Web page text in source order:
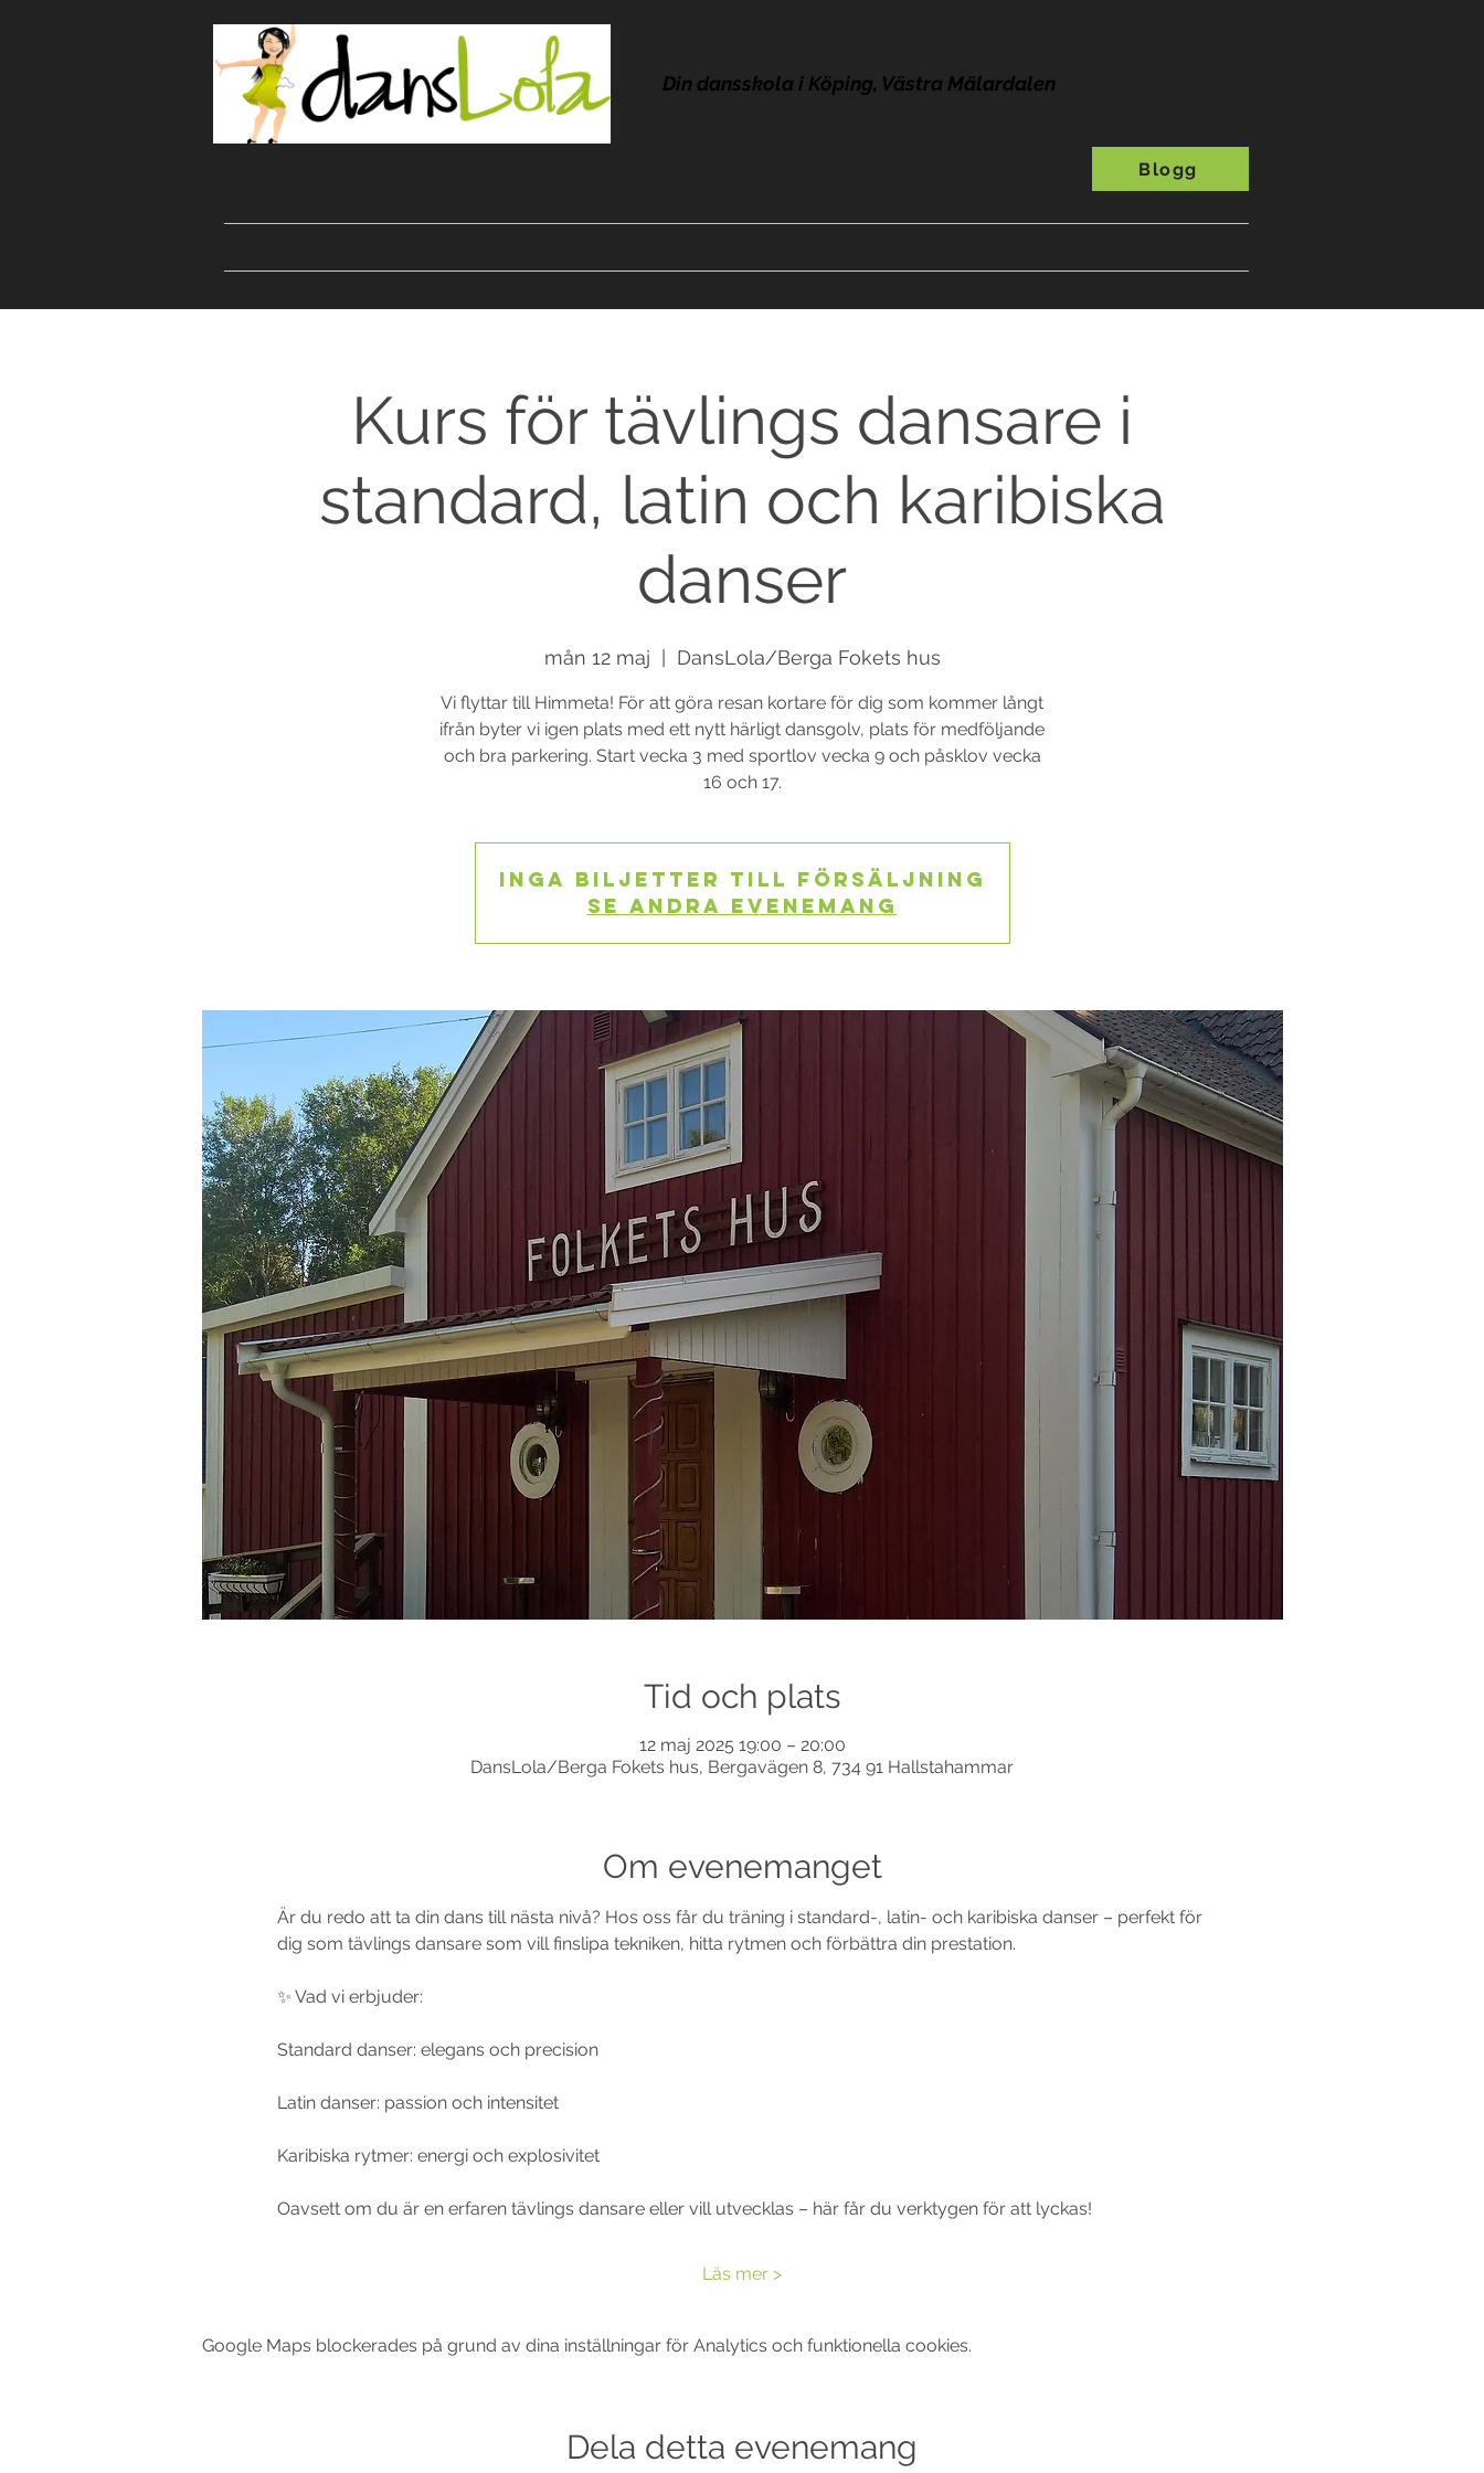
Din dansskola i Köping, Västra Mälardalen
Blogg
Kurs för tävlings dansare i
standard, latin och karibiska
danser
mån 12 maj DansLola/Berga Fokets hus
Vi flyttar till Himmeta! För att göra resan kortare för dig som kommer långt
ifrån byter vi igen plats med ett nytt härligt dansgolv, plats för medföljande
och bra parkering. Start vecka 3 med sportlov vecka 9 och påsklov vecka
16 och 17.
Inga biljetter till försäljning
Se andra evenemang
Tid och plats
12 maj 2025 19:00 – 20:00
DansLola/Berga Fokets hus, Bergavägen 8, 734 91 Hallstahammar
Om evenemanget
Är du redo att ta din dans till nästa nivå? Hos oss får du träning i standard-, latin- och karibiska danser – perfekt för
dig som tävlings dansare som vill finslipa tekniken, hitta rytmen och förbättra din prestation.
✨ Vad vi erbjuder:
Standard danser: elegans och precision
Latin danser: passion och intensitet
Karibiska rytmer: energi och explosivitet
Oavsett om du är en erfaren tävlings dansare eller vill utvecklas – här får du verktygen för att lyckas!
Läs mer >
Google Maps blockerades på grund av dina inställningar för Analytics och funktionella cookies.
Dela detta evenemang